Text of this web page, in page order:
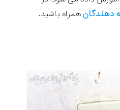
دهندگان همراه باشید.